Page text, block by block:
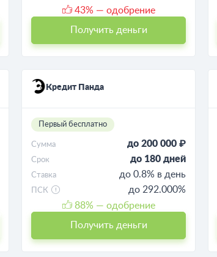
43% — одобрение
Получить деньги
Кредит Панда
Первый бесплатно
Сумма до 200 000 ₽
Срок до 180 дней
Ставка до 0.8% в день
ПСК
до 292.000%
88% — одобрение
Получить деньги